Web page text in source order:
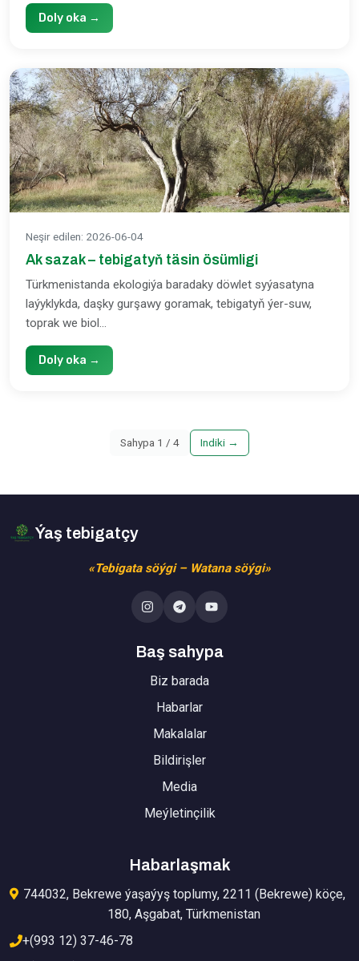
Doly oka →
Neşir edilen: 2026-06-04
Ak sazak – tebigatyň täsin ösümligi
Türkmenistanda ekologiýa baradaky döwlet syýasatyna
laýyklykda, daşky gurşawy goramak, tebigatyň ýer-suw,
toprak we biol...
Doly oka →
Sahypa 1 / 4 Indiki →
Ýaş tebigatçy
«Tebigata söýgi – Watana söýgi»
Baş sahypa
Biz barada
Habarlar
Makalalar
Bildirişler
Media
Meýletinçilik
Habarlaşmak
744032, Bekrewe ýaşaýyş toplumy, 2211 (Bekrewe) köçe,
180, Aşgabat, Türkmenistan
+(993 12) 37-46-78